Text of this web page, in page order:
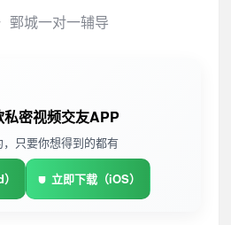
鄄城一对一辅导
密视频交友APP
只要你想得到的都有
立即下载（iOS）